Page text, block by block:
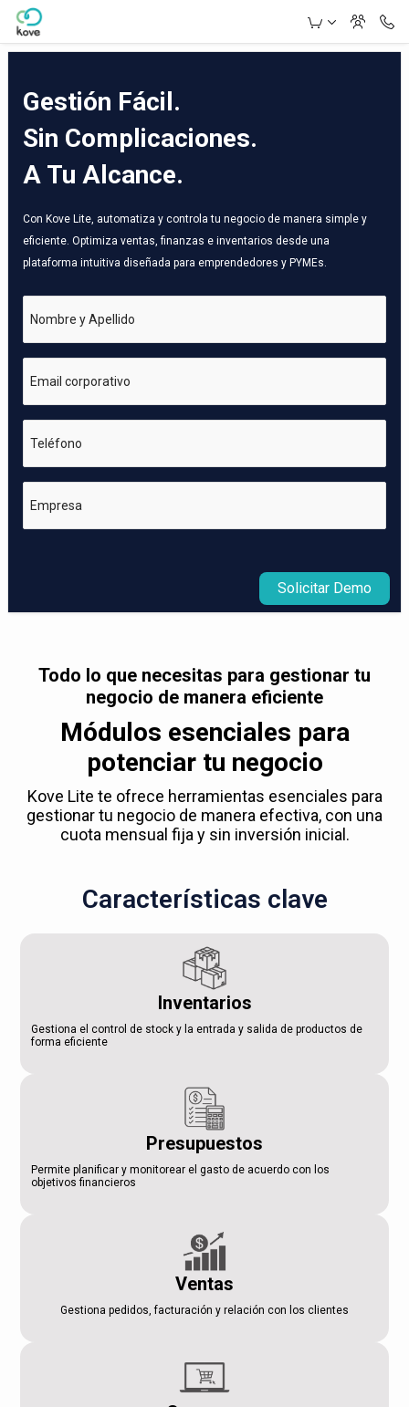
Skip to Main Content
Gestión Fácil.
Sin Complicaciones.
A Tu Alcance.
Con Kove Lite, automatiza y controla tu negocio de manera simple y
eficiente. Optimiza ventas, finanzas e inventarios desde una
plataforma intuitiva diseñada para emprendedores y PYMEs.
Nombre y Apellido
Email corporativo
Teléfono
Empresa
Solicitar Demo
Todo lo que necesitas para gestionar tu
negocio de manera eficiente
Módulos esenciales para
potenciar tu negocio
Kove Lite te ofrece herramientas esenciales para
gestionar tu negocio de manera efectiva, con una
cuota mensual fija y sin inversión inicial.
Características clave
Inventarios
Gestiona el control de stock y la entrada y salida de productos de
forma eficiente
Presupuestos
Permite planificar y monitorear el gasto de acuerdo con los
objetivos financieros
Ventas
Gestiona pedidos, facturación y relación con los clientes